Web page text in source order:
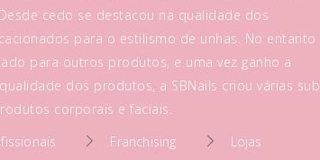
cedo se destacou na qualidade dos
para o estilismo de unhas. No entanto
para outros produtos, e uma vez ganho a
dos produtos, a SBNails criou várias sub
corporais e faciais.
Franchising Lojas